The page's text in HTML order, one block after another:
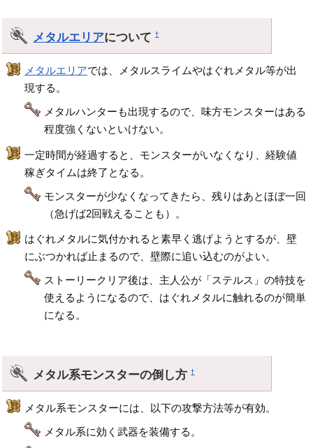
メタルエリアについて†
メタルエリアでは、メタルスライムやはぐれメタル等が出
現する。
メタルハンターも出現するので、味方モンスターはある
程度強くないといけない。
一定時間が経過すると、モンスターがいなくなり、経験値
稼ぎタイムは終了となる。
モンスターが少なくなってきたら、残りはあとほぼ一回
（急げば2回戦えることも）。
はぐれメタルに気付かれると素早く逃げようとするが、壁
にぶつかれば止まるので、壁際に追い込むのがよい。
ストーリークリア後は、主人公が「ステルス」の特技を
使えるようになるので、はぐれメタルに触れるのが簡単
になる。
メタル系モンスターの倒し方†
メタル系モンスターには、以下の攻撃方法等が有効。
メタル系に効く武器を装備する。